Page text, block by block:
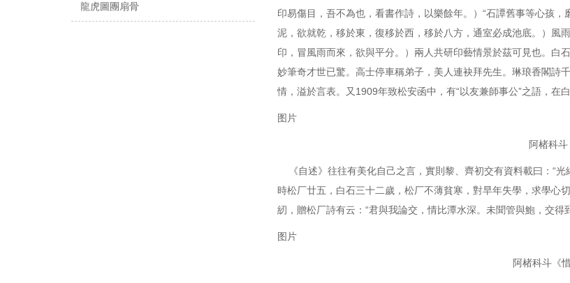
印易傷目，吾不為也，看書作詩，以樂餘年。）“石譚舊事等心孩
泥，欲就乾，移於東，復移於西，移於八方，通室必成池底。）風
印，冒風雨而來，欲與平分。）兩人共研印藝情景於茲可見也。白
妙筆奇才世已驚。高士停車稱弟子，美人連袂拜先生。琳琅香閣
情，溢於言表。又1909年致松安函中，有“以友兼師事公”之語，在
图片
阿楮科斗
《自述》往往有美化自己之言，實則黎、齊初交有資料載曰：“光
時松厂廿五，白石三十二歲，松厂不薄貧寒，對早年失學，求學心
紉，贈松厂詩有云：“君與我論交，情比潭水深。未聞管與鮑，交得
图片
阿楮科斗《
龍虎圖團扇骨